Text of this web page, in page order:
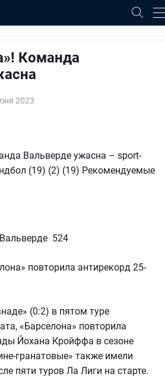
Команда
2023
Вальверде ужасна – sport-
(19) (2) (19) Рекомендуемые
524
повторила антирекорд 25-
(0:2) в пятом туре
«Барселона» повторила
Йохана Кройффа в сезоне
гранатовые» также имели
пяти туров Ла Лиги на старте.